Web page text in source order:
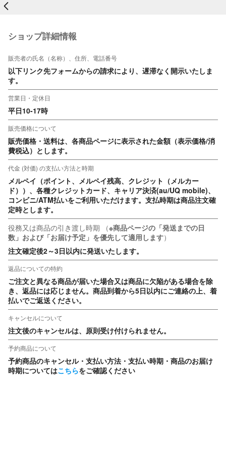
戻る
ショップ詳細情報
販売者の氏名（名称）、住所、電話番号
以下リンク先フォームからの請求により、遅滞なく開示いたしま
す。
営業日・定休日
平日10-17時
販売価格について
販売価格・送料は、各商品ページに表示された金額（表示価格/消
費税込）とします。
代金 (対価) の支払い方法と時期
メルペイ（ポイント、メルペイ残高、クレジット（メルカー
ド））、各種クレジットカード、キャリア決済(au/UQ mobile)、
コンビニ/ATM払いをご利用いただけます。支払時期は商品注文確
定時とします。
役務又は商品の引き渡し時期
（※商品ページの「発送までの日
数」および「お届け予定」を優先して適用します）
注文確定後2～3日以内に発送いたします。
返品についての特約
ご注文と異なる商品が届いた場合又は商品に欠陥がある場合を除
き、返品には応じません。商品到着から5日以内にご連絡の上、着
払いでご返送ください。
キャンセルについて
注文後のキャンセルは、原則受け付けられません。
予約商品について
予約商品のキャンセル・支払い方法・支払い時期・商品のお届け
時期についてはこちらをご確認ください